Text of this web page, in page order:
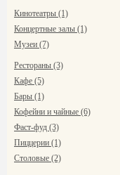
Кинотеатры (1)
Концертные залы (1)
Музеи (7)
Рестораны (3)
Кафе (5)
Бары (1)
Кофейни и чайные (6)
Фаст-фуд (3)
Пиццерии (1)
Столовые (2)